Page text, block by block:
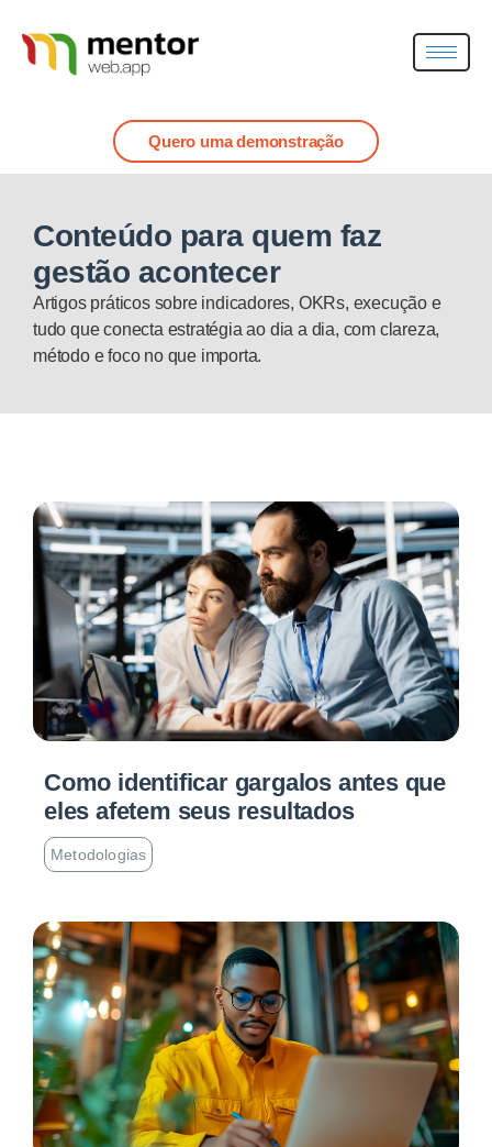
Quero uma demonstração
Conteúdo para quem faz
gestão acontecer
Artigos práticos sobre indicadores, OKRs, execução e
tudo que conecta estratégia ao dia a dia, com clareza,
método e foco no que importa.
Como identificar gargalos antes que
eles afetem seus resultados
Metodologias